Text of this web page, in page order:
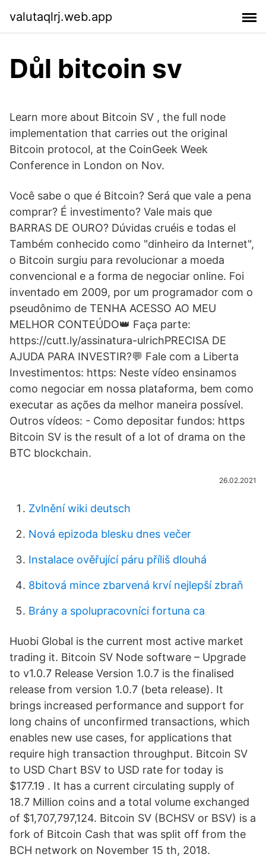
valutaqlrj.web.app
Důl bitcoin sv
Learn more about Bitcoin SV , the full node
implementation that carries out the original
Bitcoin protocol, at the CoinGeek Week
Conference in London on Nov.
Você sabe o que é Bitcoin? Será que vale a pena
comprar? É investimento? Vale mais que
BARRAS DE OURO? Dúvidas cruéis e todas el
Também conhecido como "dinheiro da Internet",
o Bitcoin surgiu para revolucionar a moeda
convencional e a forma de negociar online. Foi
inventado em 2009, por um programador com o
pseudônimo de TENHA ACESSO AO MEU
MELHOR CONTEÚDO👑 Faça parte:
https://cutt.ly/assinatura-ulrichPRECISA DE
AJUDA PARA INVESTIR?💬 Fale com a Liberta
Investimentos: https: Neste vídeo ensinamos
como negociar em nossa plataforma, bem como
executar as ações da melhor maneira possível.
Outros vídeos: - Como depositar fundos: https
Bitcoin SV is the result of a lot of drama on the
BTC blockchain.
26.02.2021
Zvlnění wiki deutsch
Nová epizoda blesku dnes večer
Instalace ověřující páru příliš dlouhá
8bitová mince zbarvená krví nejlepší zbraň
Brány a spolupracovníci fortuna ca
Huobi Global is the current most active market
trading it. Bitcoin SV Node software – Upgrade
to v1.0.7 Release Version 1.0.7 is the finalised
release from version 1.0.7 (beta release). It
brings increased performance and support for
long chains of unconfirmed transactions, which
enables new use cases, for applications that
require high transaction throughput. Bitcoin SV
to USD Chart BSV to USD rate for today is
$177.19 . It has a current circulating supply of
18.7 Million coins and a total volume exchanged
of $1,707,797,124. Bitcoin SV (BCHSV or BSV) is a
fork of Bitcoin Cash that was split off from the
BCH network on November 15 th, 2018.